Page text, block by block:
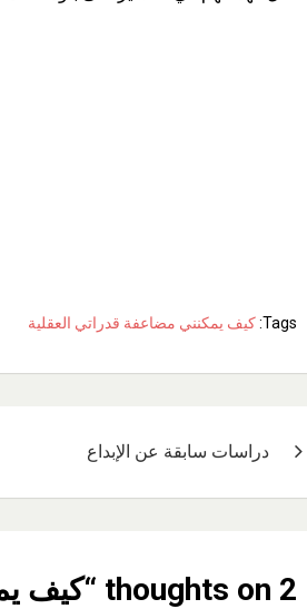
Tags: كيف يمكنني مضاعفة قدراتي العقلية
المقالات
دراسات سابقة عن الإبداع
2 thoughts on “
كيف